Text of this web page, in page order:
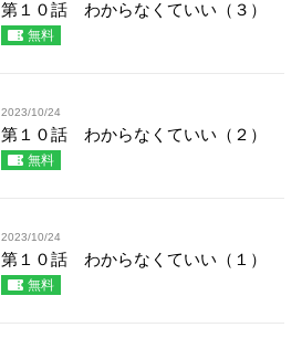
第１０話 わからなくていい（３）
無料
2023/10/24
第１０話 わからなくていい（２）
無料
2023/10/24
第１０話 わからなくていい（１）
無料